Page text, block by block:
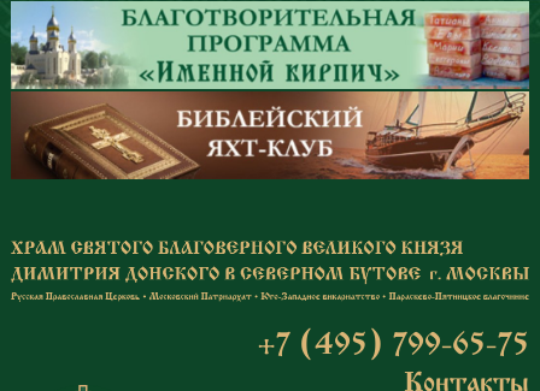
Перейти к основному содержанию
+7 (495) 799-65-75
Контакты